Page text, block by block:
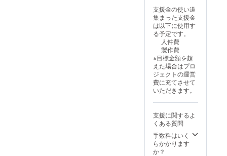
支援金の使い道
集まった支援金
は以下に使用す
る予定です。
人件費
製作費
※目標金額を超
えた場合はプロ
ジェクトの運営
費に充てさせて
いただきます。
支援に関するよ
くある質問
手数料はいく
らかかります
か？